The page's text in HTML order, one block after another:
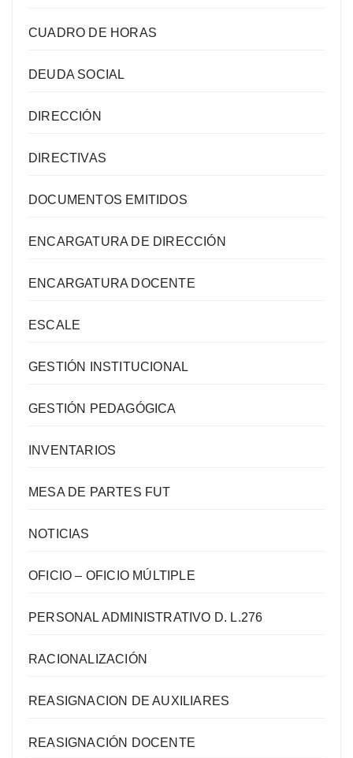
CUADRO DE HORAS
DEUDA SOCIAL
DIRECCIÓN
DIRECTIVAS
DOCUMENTOS EMITIDOS
ENCARGATURA DE DIRECCIÓN
ENCARGATURA DOCENTE
ESCALE
GESTIÓN INSTITUCIONAL
GESTIÓN PEDAGÓGICA
INVENTARIOS
MESA DE PARTES FUT
NOTICIAS
OFICIO – OFICIO MÚLTIPLE
PERSONAL ADMINISTRATIVO D. L.276
RACIONALIZACIÓN
REASIGNACION DE AUXILIARES
REASIGNACIÓN DOCENTE